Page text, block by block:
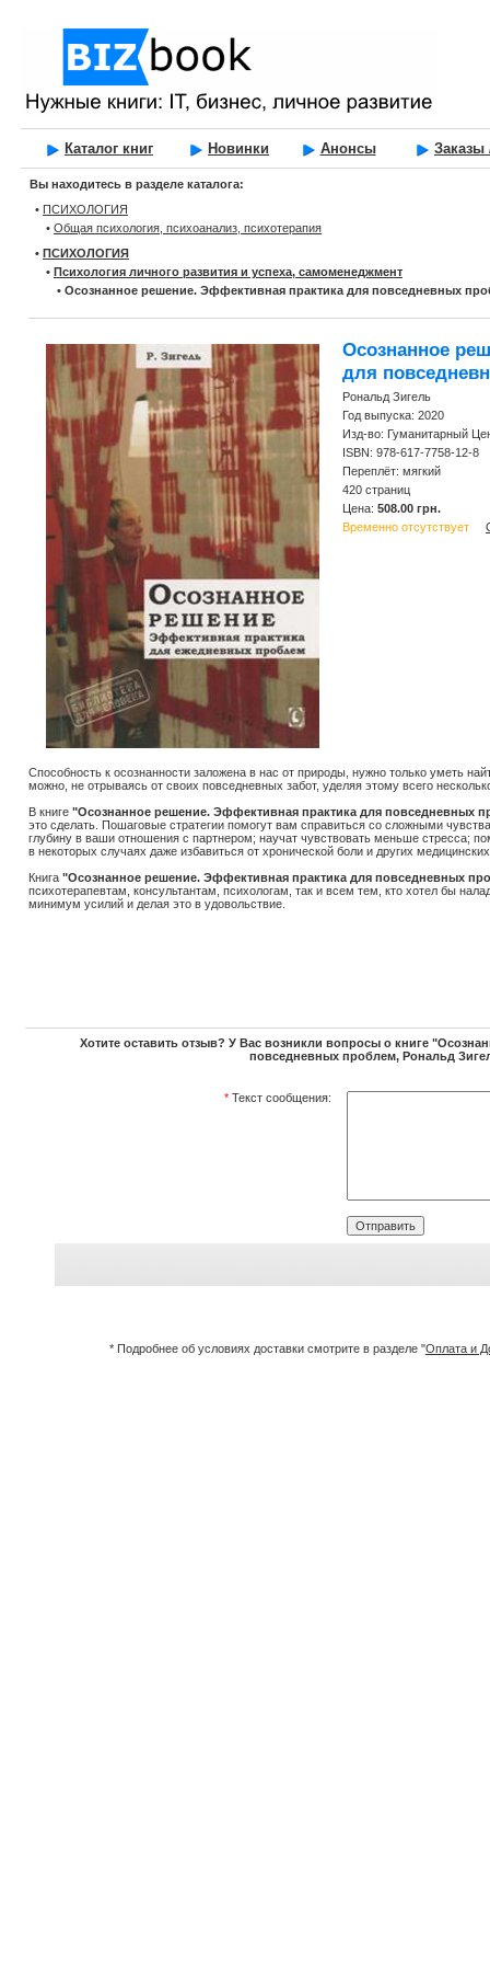
Каталог книг Новинки Анонсы Заказы
Вы находитесь в разделе каталога:
• ПСИХОЛОГИЯ
• Общая психология, психоанализ, психотерапия
• ПСИХОЛОГИЯ
• Психология личного развития и успеха, самоменеджмент
• Осознанное решение. Эффективная практика для повседневных
Осознанное
для
Рональд Зигель
Год выпуска: 2020
Изд-во: Гуманитарный
ISBN: 978-617-7758-12-8
Переплёт: мягкий
420 страниц
Цена: 508.00 грн.
Временно отсутствует
Способность к осознанности заложена в нас от природы, нужно только уметь
можно, не отрываясь от своих повседневных забот, уделяя этому всего
В книге "Осознанное решение. Эффективная практика для повседневных
это сделать. Пошаговые стратегии помогут вам справиться со сложными
глубину в ваши отношения с партнером; научат чувствовать меньше стресса;
в некоторых случаях даже избавиться от хронической боли и других
Книга "Осознанное решение. Эффективная практика для повседневных
психотерапевтам, консультантам, психологам, так и всем тем, кто хотел бы
минимум усилий и делая это в удовольствие.
Хотите оставить отзыв? У Вас возникли вопросы о книге
повседневных проблем, Рональд
* Текст сообщения:
* Подробнее об условиях доставки смотрите в разделе "Оплата и